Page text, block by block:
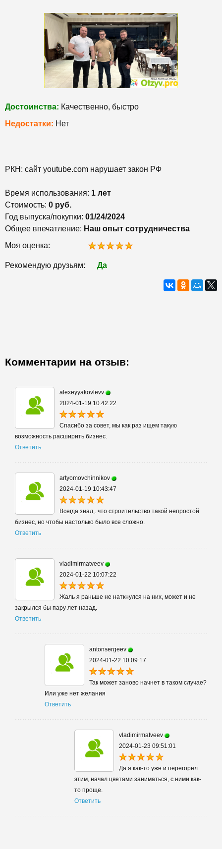
Достоинства: Качественно, быстро
Недостатки: Нет
РКН: сайт youtube.com нарушает закон РФ
Время использования: 1 лет
Стоимость: 0 руб.
Год выпуска/покупки: 01/24/2024
Общее впечатление: Наш опыт сотрудничества
Моя оценка:
Рекомендую друзьям: Да
Комментарии на отзыв:
alexeyyakovlevv
2024-01-19 10:42:22
Спасибо за совет, мы как раз ищем такую
возможность расширить бизнес.
Ответить
artyomovchinnikov
2024-01-19 10:43:47
Всегда знал,. что строительcтво такой непростой
бизнес, но чтобы настолько было все сложно.
Ответить
vladimirmatveev
2024-01-22 10:07:22
Жаль я раньше не наткнулся на них, может и не
закрылся бы пару лет назад.
Ответить
antonsergeev
2024-01-22 10:09:17
Так может заново начнет в таком случае?
Или уже нет желания
Ответить
vladimirmatveev
2024-01-23 09:51:01
Да я как-то уже и перегорел
этим, начал цветами заниматься, с ними как-
то проще.
Ответить